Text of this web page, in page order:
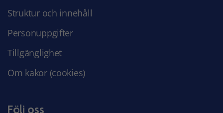
Struktur och innehåll
Personuppgifter
Tillgänglighet
Om kakor (cookies)
Följ oss